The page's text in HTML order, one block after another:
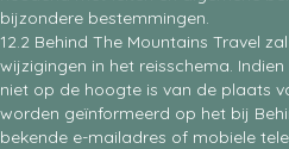
bijzondere bestemmingen.
12.2 Behind The Mountains Travel
wijzigingen in het reisschema.
niet op de hoogte is van de plaats
worden geïnformeerd op het bij
bekende e-mailadres of mobiele